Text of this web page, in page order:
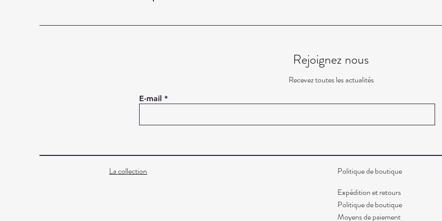
Rejoignez nous
Recevez toutes les actualités
E-mail
La collection
Politique de boutique
Expédition et retours
Politique de boutique
Moyens de paiement